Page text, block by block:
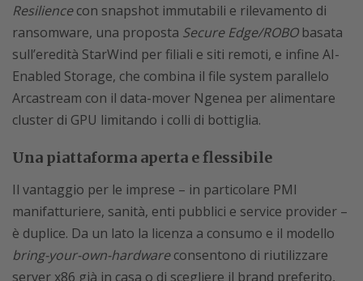
Resiliencecon snapshot immutabili e rilevamento di
ransomware, una proposta Secure Edge/ROBObasata
sull’eredità StarWind per filiali e siti remoti, e infine AI-
Enabled Storage, che combina il file system parallelo
Arcastream con il data-mover Ngenea per alimentare
cluster di GPU limitando i colli di bottiglia.
Una piattaforma aperta e flessibile
Il vantaggio per le imprese – in particolare PMI
manifatturiere, sanità, enti pubblici e service provider –
è duplice. Da un lato la licenza a consumo e il modello
bring-your-own-hardwareconsentono di riutilizzare
server x86 già in casa o di scegliere il brand preferito,